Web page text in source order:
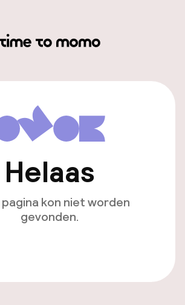
Helaas
kon niet worden
gevonden.